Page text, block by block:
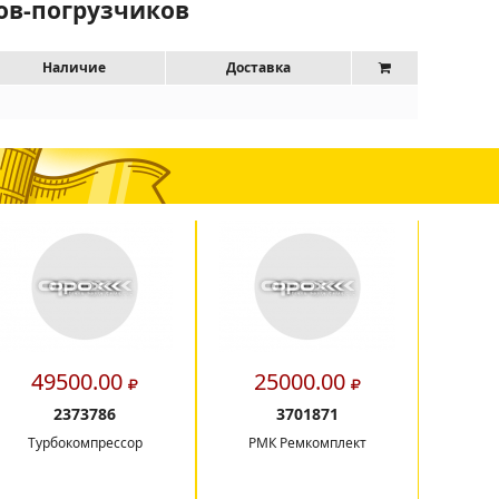
погрузчиков
Наличие
Доставка
49500.00
2373786
Турбокомпрессор
25000.00
3701871
РМК Ремкомплект